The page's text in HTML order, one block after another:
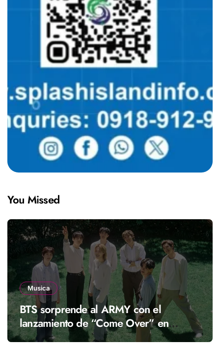
You Missed
Musica
BTS sorprende al ARMY con el
lanzamiento de “Come Over” en
streaming